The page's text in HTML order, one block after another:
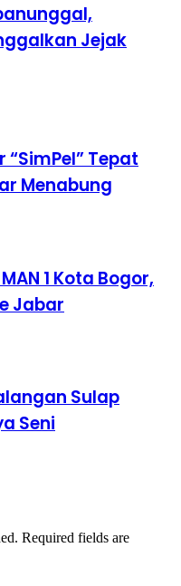
Jejak
Tepat
Menabung
1 Kota Bogor,
Jabar
Sulap
Seni
Required fields are